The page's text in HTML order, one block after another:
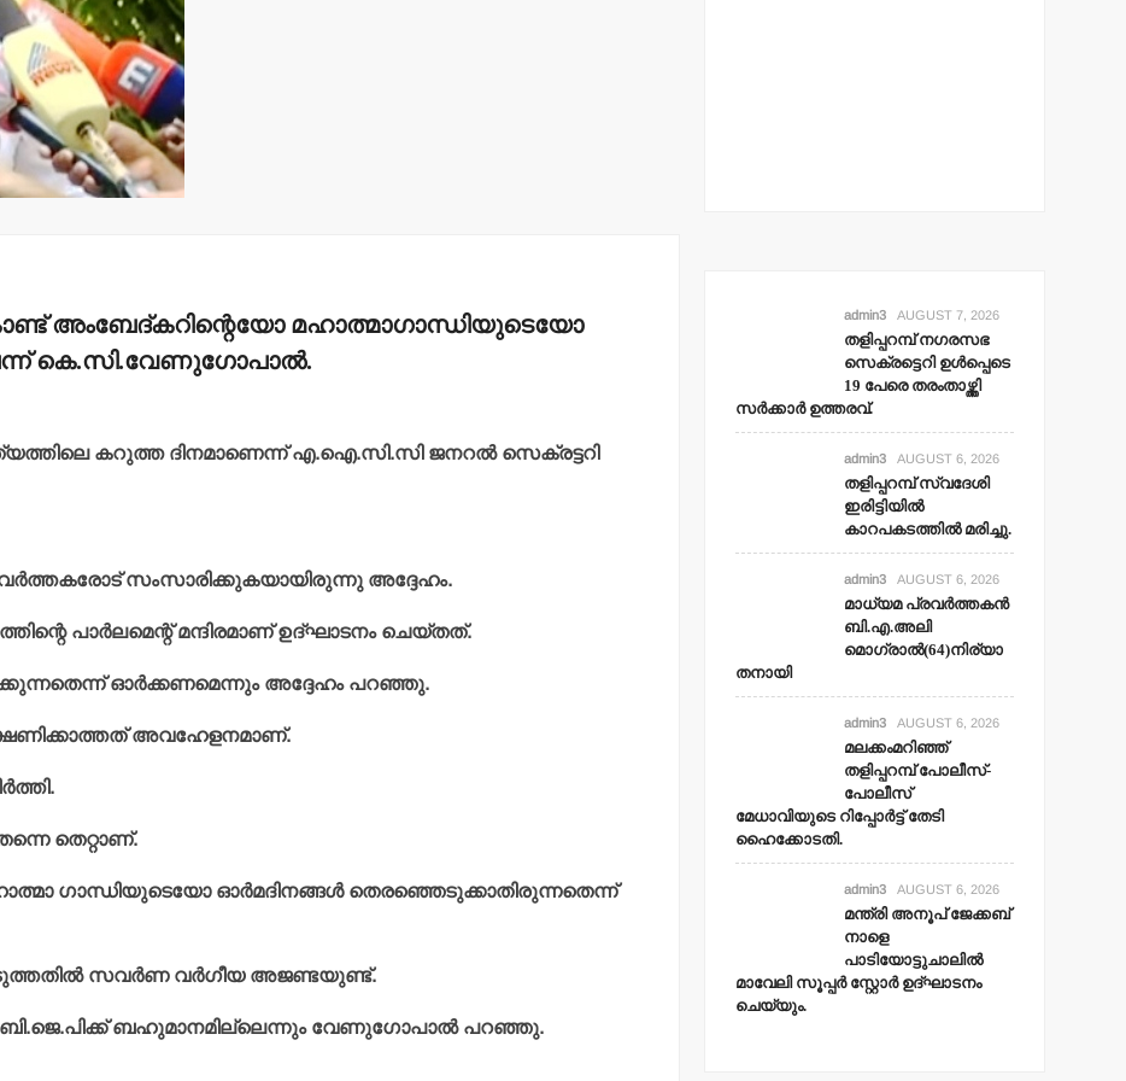
അംബേദ്കറിന്റെയോ മഹാത്മാഗാന്ധിയുടെയോ
കെ.സി.വേണുഗോപാല്‍.
കറുത്ത ദിനമാണെന്ന് എ.ഐ.സി.സി ജനറല്‍ സെക്രട്ടറി
സംസാരിക്കുകയായിരുന്നു അദ്ദേഹം.
പാര്‍ലമെന്റ് മന്ദിരമാണ് ഉദ്ഘാടനം ചെയ്തത്.
ഓര്‍ക്കണമെന്നും അദ്ദേഹം പറഞ്ഞു.
അവഹേളനമാണ്.
തെറ്റാണ്.
ഗാന്ധിയുടെയോ ഓര്‍മദിനങ്ങള്‍ തെരഞ്ഞെടുക്കാതിരുന്നതെന്ന്
സവര്‍ണ വര്‍ഗീയ അജണ്ടയുണ്ട്.
ബഹുമാനമില്ലെന്നും വേണുഗോപാല്‍ പറഞ്ഞു.
admin3 AUGUST 7, 2026
തളിപ്പറമ്പ് നഗരസഭ
സെക്രട്ടെറി ഉള്‍പ്പെടെ
19 പേരെ തരംതാഴ്ത്തി
സര്‍ക്കാര്‍ ഉത്തരവ്.
admin3 AUGUST 6, 2026
തളിപ്പറമ്പ് സ്വദേശി
ഇരിട്ടിയില്‍
കാറപകടത്തില്‍ മരിച്ചു.
admin3 AUGUST 6, 2026
മാധ്യമ പ്രവര്‍ത്തകന്‍
ബി.എ.അലി
മൊഗ്രാല്‍(64)നിര്യാ
തനായി
admin3 AUGUST 6, 2026
മലക്കംമറിഞ്ഞ്
തളിപ്പറമ്പ് പോലീസ്-
പോലീസ്
മേധാവിയുടെ റിപ്പോര്‍ട്ട് തേടി
ഹൈക്കോടതി.
admin3 AUGUST 6, 2026
മന്ത്രി അനൂപ് ജേക്കബ്
നാളെ
പാടിയോട്ടുചാലില്‍
മാവേലി സൂപ്പര്‍ സ്റ്റോര്‍ ഉദ്ഘാടനം
ചെയ്യും.